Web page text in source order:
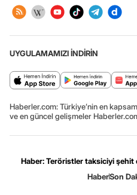
UYGULAMAMIZI İNDİRİN
Haberler.com: Türkiye’nin en
ve en güncel gelişmeler
Haber: Teröristler taksiciyi
HaberSon